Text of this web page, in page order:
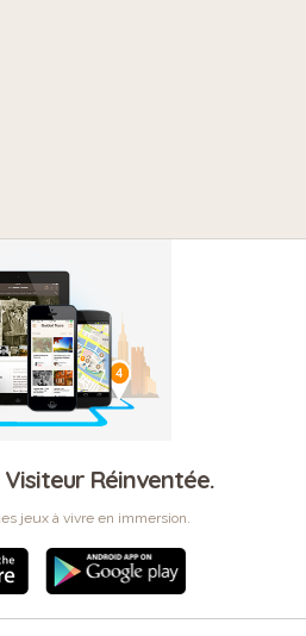
Visiteur Réinventée.
jeux à vivre en immersion.